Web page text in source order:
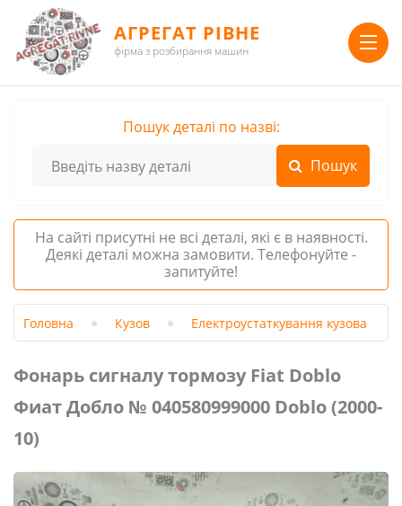
АГРЕГАТ РІВНЕ
фірма з розбирання машин
Пошук деталі по назві:
На сайті присутні не всі деталі, які є в наявності.
Деякі деталі можна замовити. Телефонуйте -
запитуйте!
Головна Кузов Електроустаткування кузова
Фонарь сигналу тормозу Fiat Doblo
Фиат Добло № 040580999000 Doblо (2000-
10)